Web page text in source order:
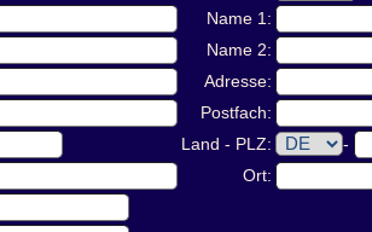
Name 1:
Name 2:
Adresse:
Postfach:
Land - PLZ:
-
Ort: